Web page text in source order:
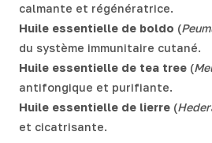
calmante et régénératrice.
Huile essentielle de boldo (
du système immunitaire cutané.
Huile essentielle de tea tree (
antifongique et purifiante.
Huile essentielle de lierre (
et cicatrisante.